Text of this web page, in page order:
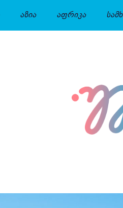
აზია აფრიკა